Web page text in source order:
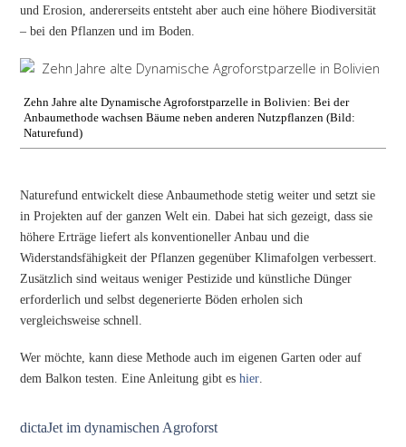
und Erosion, andererseits entsteht aber auch eine höhere Biodiversität
– bei den Pflanzen und im Boden.
Zehn Jahre alte Dynamische Agroforstparzelle in Bolivien: Bei der
Anbaumethode wachsen Bäume neben anderen Nutzpflanzen (Bild:
Naturefund)
Naturefund entwickelt diese Anbaumethode stetig weiter und setzt sie
in Projekten auf der ganzen Welt ein. Dabei hat sich gezeigt, dass sie
höhere Erträge liefert als konventioneller Anbau und die
Widerstandsfähigkeit der Pflanzen gegenüber Klimafolgen verbessert.
Zusätzlich sind weitaus weniger Pestizide und künstliche Dünger
erforderlich und selbst degenerierte Böden erholen sich
vergleichsweise schnell.
Wer möchte, kann diese Methode auch im eigenen Garten oder auf
dem Balkon testen. Eine Anleitung gibt eshier
dictaJet im dynamischen Agroforst